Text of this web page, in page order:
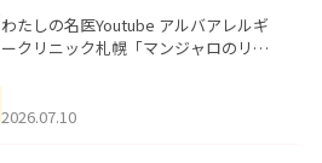
わたしの名医Youtube アルバアレルギ
ークリニック札幌「マンジャロのリア
た。
2026.07.10